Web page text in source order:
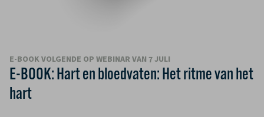
E-BOOK VOLGENDE OP WEBINAR VAN 7 JULI
E-BOOK: Hart en bloedvaten: Het ritme van het
hart